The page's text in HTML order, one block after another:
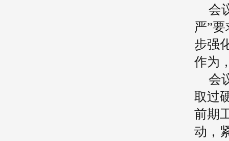
会
严”
步强
作为
会
取过
前期
动，